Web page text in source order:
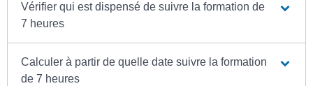
Vérifier qui est dispensé de suivre la formation de
7 heures
Calculer à partir de quelle date suivre la formation
de 7 heures